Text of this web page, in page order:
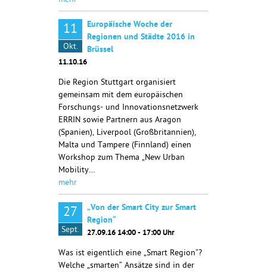
11
Okt.
Europäische Woche der
Regionen und Städte 2016 in
Brüssel
11.10.16
Die Region Stuttgart organisiert
gemeinsam mit dem europäischen
Forschungs- und Innovationsnetzwerk
ERRIN sowie Partnern aus Aragon
(Spanien), Liverpool (Großbritannien),
Malta und Tampere (Finnland) einen
Workshop zum Thema „New Urban
Mobility…
mehr
27
Sept.
„Von der Smart City zur Smart
Region“
27.09.16 14:00 - 17:00 Uhr
Was ist eigentlich eine „Smart Region“?
Welche „smarten“ Ansätze sind in der